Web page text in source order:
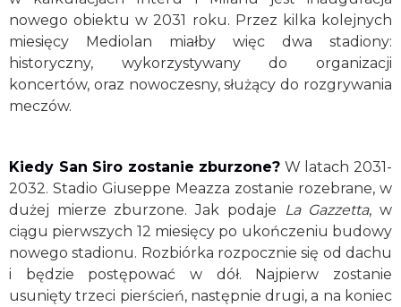
nowego obiektu w 2031 roku. Przez kilka kolejnych
miesięcy Mediolan miałby więc dwa stadiony:
historyczny, wykorzystywany do organizacji
koncertów, oraz nowoczesny, służący do rozgrywania
meczów.
Kiedy San Siro zostanie zburzone? W latach 2031-
2032. Stadio Giuseppe Meazza zostanie rozebrane, w
dużej mierze zburzone. Jak podaje
La Gazzetta, w
ciągu pierwszych 12 miesięcy po ukończeniu budowy
nowego stadionu. Rozbiórka rozpocznie się od dachu
i będzie postępować w dół. Najpierw zostanie
usunięty trzeci pierścień, następnie drugi, a na koniec